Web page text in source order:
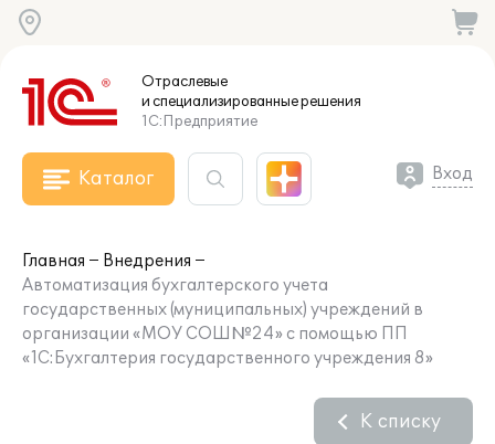
Отраслевые
и специализированныерешения
1С:Предприятие
Каталог Вход
Главная
Внедрения
Автоматизация бухгалтерского учета
государственных (муниципальных) учреждений в
организации «МОУ СОШ№24» с помощью ПП
«1С:Бухгалтерия государственного учреждения 8»
К списку